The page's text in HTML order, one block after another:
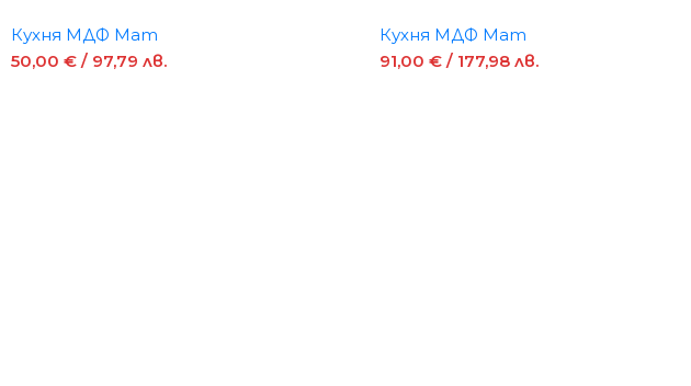
Кухня МДФ Мат
50,00 € / 97,79 лв.
Кухня МДФ Мат
91,00 € / 177,98 лв.